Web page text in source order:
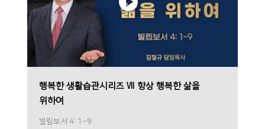
행복한 생활습관시리즈 Ⅶ 항상 행복한 삶을
위하여
빌립보서 4: 1~9